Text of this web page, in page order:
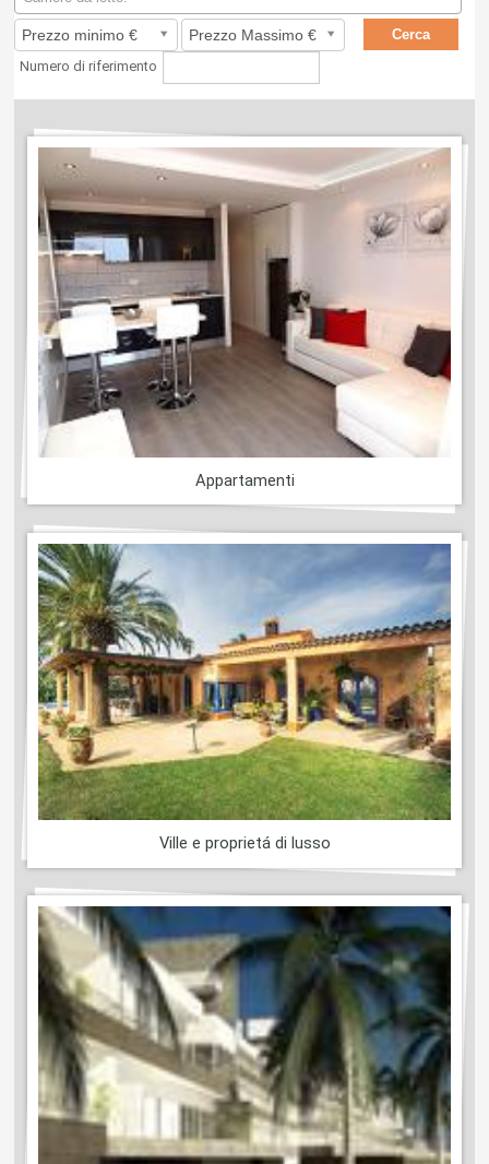
Numero di riferimento
Appartamenti
Ville e proprietá di lusso